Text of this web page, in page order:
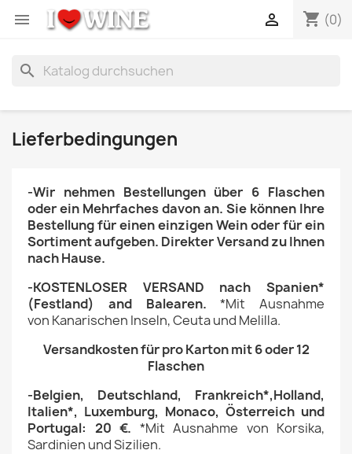
 shopping_cart (0)

search
Lieferbedingungen
-Wir nehmen Bestellungen über 6 Flaschen
oder ein Mehrfaches davon an. Sie können Ihre
Bestellungfüreinen einzigen Wein oderfürein
Sortiment aufgeben. Direkter Versand zu Ihnen
nach Hause.
-KOSTENLOSER VERSAND nach Spanien*
(Festland) and Balearen.*Mit Ausnahme
von Kanarischen Inseln, Ceuta und Melilla.
Versandkosten für pro Karton mit 6 oder 12
Flaschen
-Belgien, Deutschland, Frankreich*,Holland,
Italien*, Luxemburg, Monaco, Österreich und
Portugal: 20 €. *Mit Ausnahme von Korsika,
Sardinien und Sizilien.